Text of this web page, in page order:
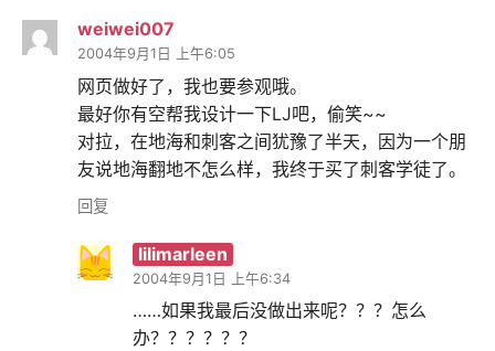
weiwei007
2004年9月1日 上午6:05
网页做好了，我也要参观哦。
最好你有空帮我设计一下LJ吧，偷笑~~
对拉，在地海和刺客之间犹豫了半天，因为一个朋
友说地海翻地不怎么样，我终于买了刺客学徒了。
回复
lilimarleen
2004年9月1日 上午6:34
……如果我最后没做出来呢？？？怎么
办？？？？？？